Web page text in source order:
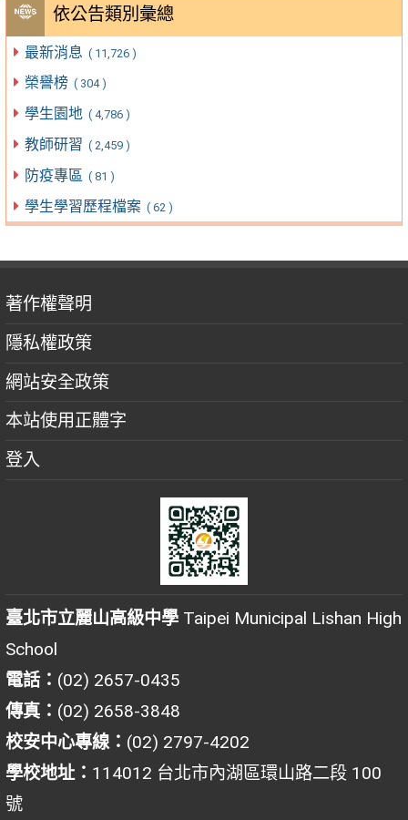
依公告類別彙總
最新消息 ( 11,726 )
榮譽榜 ( 304 )
學生園地 ( 4,786 )
教師研習 ( 2,459 )
防疫專區 ( 81 )
學生學習歷程檔案 ( 62 )
著作權聲明
隱私權政策
網站安全政策
本站使用正體字
登入
臺北市立麗山高級中學 Taipei Municipal Lishan High
School
電話： (02) 2657-0435
傳真： (02) 2658-3848
校安中心專線： (02) 2797-4202
學校地址： 114012 台北市內湖區環山路二段 100
號